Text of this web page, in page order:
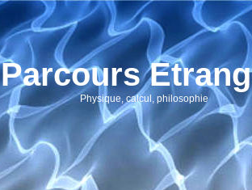
Parcours
Physique, calcul, philosophie